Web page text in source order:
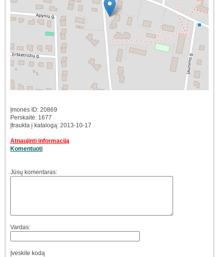
Įmonės ID: 20869
Perskaitė: 1677
Įtraukta į katalogą: 2013-10-17
Atnaujinti informaciją
Komentuoti
Jūsų komentaras:
Vardas:
Įveskite kodą